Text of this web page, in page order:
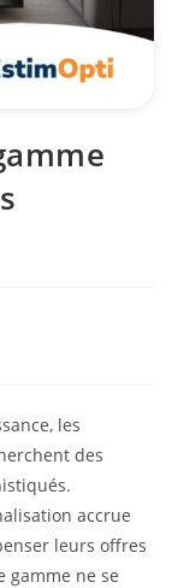
les
des
accrue
leurs offres
gamme ne se